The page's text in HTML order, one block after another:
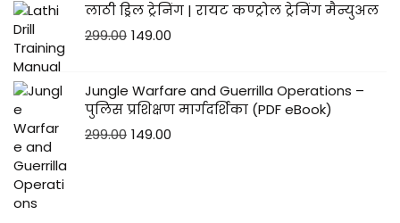
लाठी ड्रिल ट्रेनिंग | रायट कण्ट्रोल ट्रेनिंग मैन्युअल
299.00 149.00
Jungle Warfare and Guerrilla Operations –
पुलिस प्रशिक्षण मार्गदर्शिका (PDF eBook)
299.00 149.00